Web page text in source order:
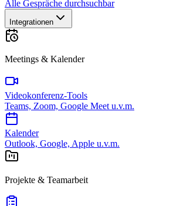
Alle Gespräche durchsuchbar
Integrationen
Meetings & Kalender
Videokonferenz-Tools
Teams, Zoom, Google Meet u.v.m.
Kalender
Outlook, Google, Apple u.v.m.
Projekte & Teamarbeit